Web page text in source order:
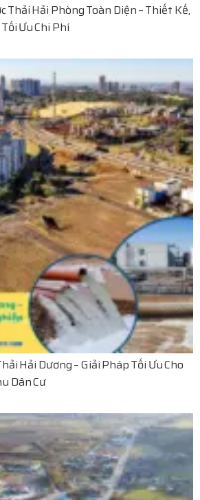
Thải Hải Phòng Toàn Diện – Thiết Kế,
Ưu Chi Phí
Hải Dương – Giải Pháp Tối Ưu Cho
Dân Cư